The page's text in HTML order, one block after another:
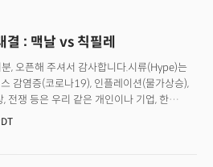
에 가세했다.
결 : 맥날 vs 칙필레
, 오픈해 주셔서 감사합니다.시류(Hype)는
감염증(코로나19), 인플레이션(물가상승),
전쟁 등은 우리 같은 개인이나 기업, 한
다른 나라가 다른 것은 이 흐름을 대하는
자는 자녀에게 '금지'가